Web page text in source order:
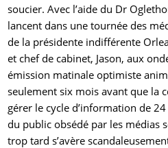
soucier. Avec l’aide du Dr
lancent dans une tournée des
de la présidente indifférente
et chef de cabinet, Jason, aux
émission matinale optimiste
seulement six mois avant que la
gérer le cycle d’information de
du public obsédé par les médias
trop tard s’avère